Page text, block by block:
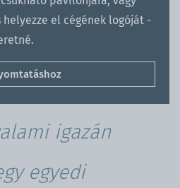
helyezze el cégének logóját -
igazán
egyedi